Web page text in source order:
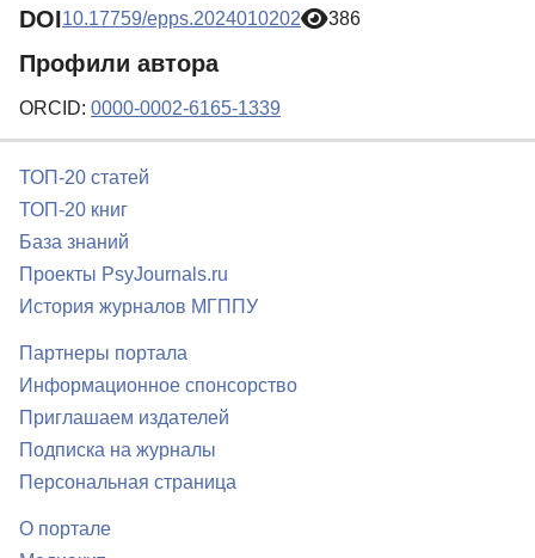
DOI10.17759/epps.2024010202 386
Профили автора
ORCID: 0000-0002-6165-1339
ТОП-20 статей
ТОП-20 книг
База знаний
Проекты PsyJournals.ru
История журналов МГППУ
Партнеры портала
Информационное спонсорство
Приглашаем издателей
Подписка на журналы
Персональная страница
О портале